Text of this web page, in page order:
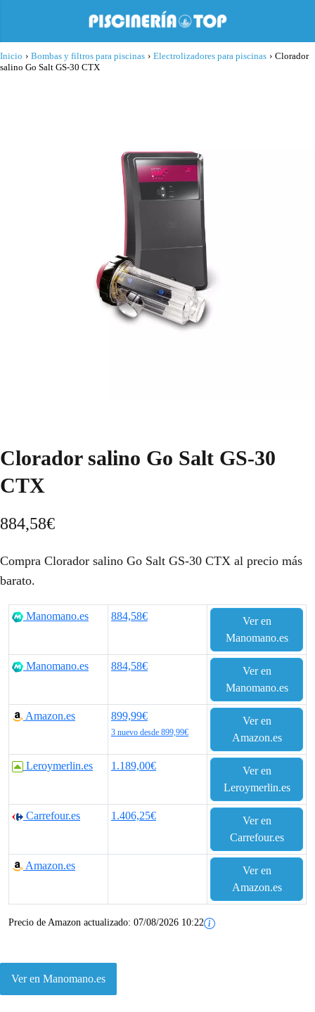
Inicio › Bombas y filtros para piscinas › Electrolizadores para piscinas › Clorador
salino Go Salt GS-30 CTX
Clorador salino Go Salt GS-30
CTX
884,58€
Compra Clorador salino Go Salt GS-30 CTX al precio más
barato.
Manomano.es 884,58€
Ver en
Manomano.es
Manomano.es 884,58€
Ver en
Manomano.es
Amazon.es 899,99€
3 nuevo desde 899,99€
Ver en
Amazon.es
Leroymerlin.es 1.189,00€
Ver en
Leroymerlin.es
Carrefour.es 1.406,25€
Ver en
Carrefour.es
Amazon.es
Ver en
Amazon.es
Precio de Amazon actualizado: 07/08/2026 10:22
Ver en Manomano.es